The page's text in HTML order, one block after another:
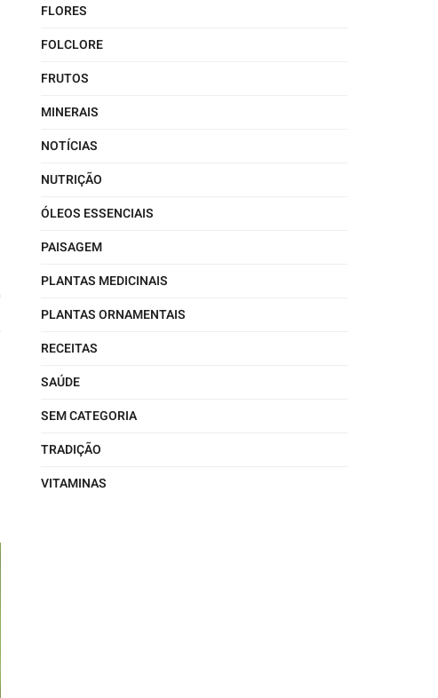
FLORES
FOLCLORE
FRUTOS
MINERAIS
NOTÍCIAS
NUTRIÇÃO
ÓLEOS ESSENCIAIS
PAISAGEM
PLANTAS MEDICINAIS
PLANTAS ORNAMENTAIS
RECEITAS
SAÚDE
SEM CATEGORIA
TRADIÇÃO
VITAMINAS